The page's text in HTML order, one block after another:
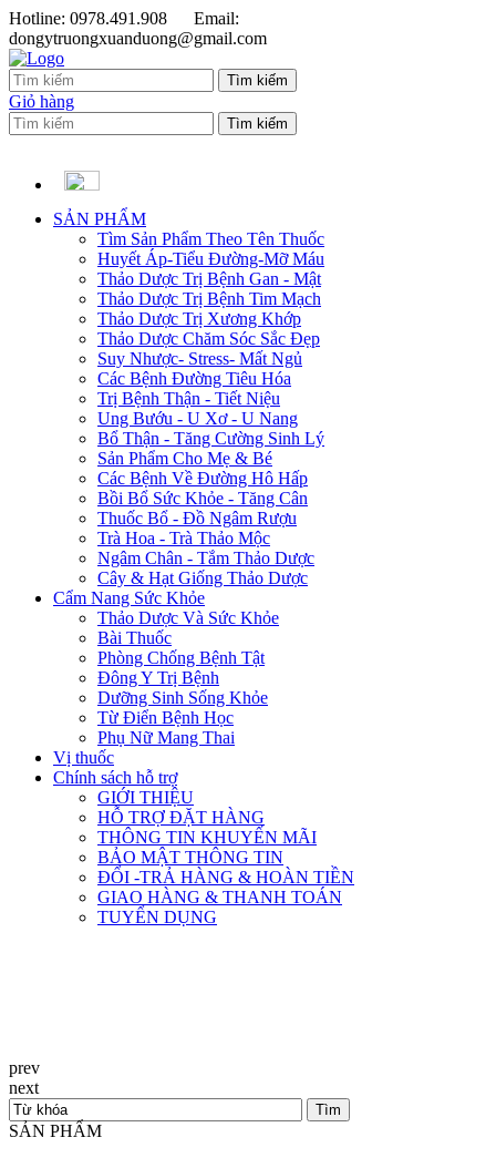
Hotline: 0978.491.908
Email:
dongytruongxuanduong@gmail.com
Giỏ hàng
SẢN PHẨM
Tìm Sản Phẩm Theo Tên Thuốc
Huyết Áp-Tiểu Đường-Mỡ Máu
Thảo Dược Trị Bệnh Gan - Mật
Thảo Dược Trị Bệnh Tim Mạch
Thảo Dược Trị Xương Khớp
Thảo Dược Chăm Sóc Sắc Đẹp
Suy Nhược- Stress- Mất Ngủ
Các Bệnh Đường Tiêu Hóa
Trị Bệnh Thận - Tiết Niệu
Ung Bướu - U Xơ - U Nang
Bổ Thận - Tăng Cường Sinh Lý
Sản Phẩm Cho Mẹ & Bé
Các Bệnh Về Đường Hô Hấp
Bồi Bổ Sức Khỏe - Tăng Cân
Thuốc Bổ - Đồ Ngâm Rượu
Trà Hoa - Trà Thảo Mộc
Ngâm Chân - Tắm Thảo Dược
Cây & Hạt Giống Thảo Dược
Cẩm Nang Sức Khỏe
Thảo Dược Và Sức Khỏe
Bài Thuốc
Phòng Chống Bệnh Tật
Đông Y Trị Bệnh
Dưỡng Sinh Sống Khỏe
Từ Điển Bệnh Học
Phụ Nữ Mang Thai
Vị thuốc
Chính sách hỗ trợ
GIỚI THIỆU
HỖ TRỢ ĐẶT HÀNG
THÔNG TIN KHUYẾN MÃI
BẢO MẬT THÔNG TIN
ĐỔI -TRẢ HÀNG & HOÀN TIỀN
GIAO HÀNG & THANH TOÁN
TUYỂN DỤNG
prev
next
SẢN PHẨM